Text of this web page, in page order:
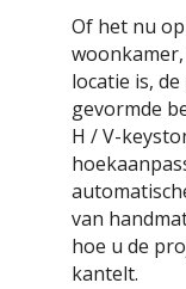
Of het nu
locatie is,
gevormde
H / V-
van
hoe u de
kantelt.